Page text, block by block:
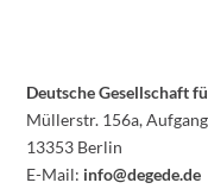
Deutsche Gesellschaft
Müllerstr. 156a,
13353 Berlin
E-Mail: info@degede.de